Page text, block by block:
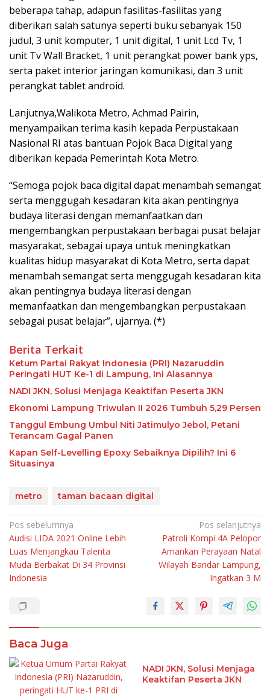
beberapa tahap, adapun fasilitas-fasilitas yang
diberikan salah satunya seperti buku sebanyak 150
judul, 3 unit komputer, 1 unit digital, 1 unit Lcd Tv, 1
unit Tv Wall Bracket, 1 unit perangkat power bank yps,
serta paket interior jaringan komunikasi, dan 3 unit
perangkat tablet android.
Lanjutnya,Walikota Metro, Achmad Pairin,
menyampaikan terima kasih kepada Perpustakaan
Nasional RI atas bantuan Pojok Baca Digital yang
diberikan kepada Pemerintah Kota Metro.
“Semoga pojok baca digital dapat menambah semangat
serta menggugah kesadaran kita akan pentingnya
budaya literasi dengan memanfaatkan dan
mengembangkan perpustakaan berbagai pusat belajar
masyarakat, sebagai upaya untuk meningkatkan
kualitas hidup masyarakat di Kota Metro, serta dapat
menambah semangat serta menggugah kesadaran kita
akan pentingnya budaya literasi dengan
memanfaatkan dan mengembangkan perpustakaan
sebagai pusat belajar”, ujarnya. (*)
Berita Terkait
Ketum Partai Rakyat Indonesia (PRI) Nazaruddin
Peringati HUT Ke-1 di Lampung, Ini Alasannya
NADI JKN, Solusi Menjaga Keaktifan Peserta JKN
Ekonomi Lampung Triwulan II 2026 Tumbuh 5,29 Persen
Tanggul Embung Umbul Niti Jatimulyo Jebol, Petani
Terancam Gagal Panen
Kapan Self-Levelling Epoxy Sebaiknya Dipilih? Ini 6
Situasinya
metro taman bacaan digital
Navigasi
pos
Pos sebelumnya
Audisi LIDA 2021 Online Lebih
Luas Menjangkau Talenta
Muda Berbakat Di 34 Provinsi
Indonesia
Pos selanjutnya
Patroli Kompi 4A Pelopor
Amankan Perayaan Natal
Wilayah Bandar Lampung,
Ingatkan 3 M
Baca Juga
NADI JKN, Solusi Menjaga
Keaktifan Peserta JKN